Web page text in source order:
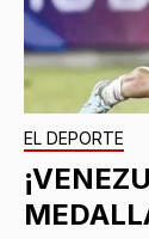
EL DEPORTE